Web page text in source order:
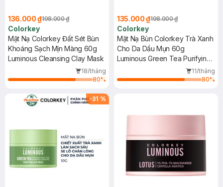
136.000 ₫198.000 ₫
Colorkey
Mặt Nạ Colorkey Đất Sét Bùn
Khoáng Sạch Mịn Màng 60g
Luminous Cleansing Clay Mask
18/tháng
80%
135.000 ₫198.000 ₫
Colorkey
Mặt Nạ Bùn Colorkey Trà Xanh
Cho Da Dầu Mụn 60g
Luminous Green Tea Purifying
11/tháng
80%
-31 %